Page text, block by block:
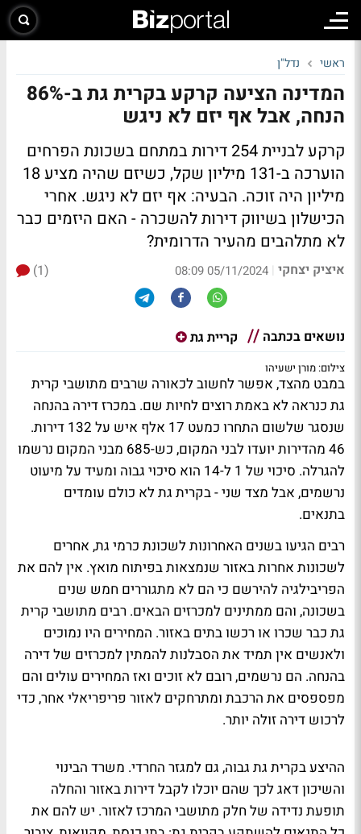
ראשי נדל"ן
המדינה הציעה קרקע בקרית גת ב-86%
הנחה, אבל אף יזם לא ניגש
קרקע לבניית 254 דירות במתחם בשכונת הפרחים
הוערכה ב-131 מיליון שקל, כשיזם שהיה מציע 18
מיליון היה זוכה. הבעיה: אף יזם לא ניגש. אחרי
הכישלון בשיווק דירות להשכרה - האם היזמים כבר
לא מתלהבים מהעיר הדרומית?
איציק יצחקי |
05/11/2024 08:09
(1)
נושאים בכתבה קריית גת
צילום: מורן ישעיהו
במבט מהצד, אפשר לחשוב לכאורה שרבים מתושבי קרית
גת כנראה לא באמת רוצים לחיות שם. במכרז דירה בהנחה
שנסגר שלשום התחרו כמעט 17 אלף איש על 132 דירות.
46 מהדירות יועדו לבני המקום, כש-685 מבני המקום נרשמו
להגרלה. סיכוי של 1 ל-14 הוא סיכוי גבוה ומעיד על מיעוט
נרשמים, אבל מצד שני - בקרית גת לא כולם עומדים
בתנאים.
רבים הגיעו בשנים האחרונות לשכונת כרמי גת, אחרים
לשכונות אחרות באזור שנמצאות בפיתוח מואץ. אין להם את
הפריבילגיה להירשם כי הם לא מתגוררים חמש שנים
בשכונה, והם ממתינים למכרזים הבאים. רבים מתושבי קרית
גת כבר שכרו או רכשו בתים באזור. המחירים היו נמוכים
ולאנשים אין תמיד את הסבלנות להמתין למכרזים של דירה
בהנחה. הם נרשמים, רובם לא זוכים ואז המחירים עולים והם
מפספסים את הרכבת ומתרחקים לאזור פריפריאלי אחר, כדי
לרכוש דירה זולה יותר.
ההיצע בקרית גת גבוה, גם למגזר החרדי. משרד הבינוי
והשיכון דאג לכך שהם יוכלו לקבל דירות באזור והחלה
תופעת נדידה של חלק מתושבי המרכז לאזור. יש להם את